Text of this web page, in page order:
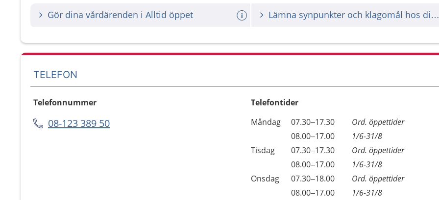
Gör dina vårdärenden i Alltid öppet Lämna synpunkter och klagomål hos din vårdgivare
TELEFON
Telefonnummer
08-123 389 50
Telefontider
Dag
Öppettider
Kommentarer
Måndag 07.30–17.30
Ord. öppettider
08.00–17.00
1/6-31/8
Tisdag
07.30–17.30
Ord. öppettider
08.00–17.00
1/6-31/8
Onsdag
07.30–18.00
Ord. öppettider
08.00–17.00
1/6-31/8